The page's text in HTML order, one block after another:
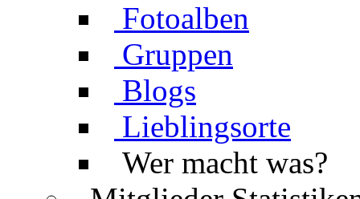
Fotoalben
Gruppen
Blogs
Lieblingsorte
Wer macht was?